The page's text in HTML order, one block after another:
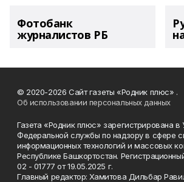
Фотобанк
журналистов РБ
© 2020-2026 Сайт газеты «Родник плюс» .
Об использовании персональных данных
Газета «Родник плюс» зарегистрирована в
Федеральной службы по надзору в сфере
информационных технологий и массовых
Республике Башкортостан.
02 - 01777 от 19.05.2025 г.
Главный редактор: Хамитова Дильбар